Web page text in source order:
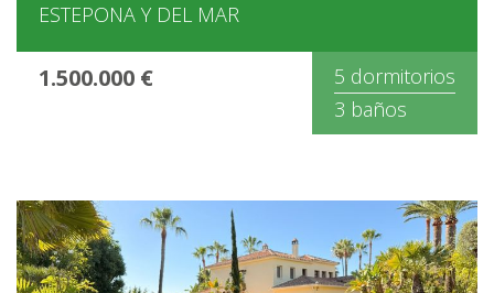
ESTEPONA Y DEL MAR
1.500.000 €
5 dormitorios
3 baños